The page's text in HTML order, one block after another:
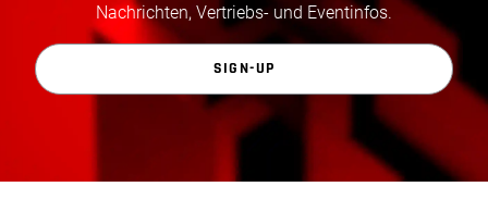
Nachrichten, Vertriebs- und Eventinfos.
SIGN-UP